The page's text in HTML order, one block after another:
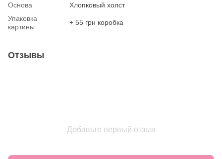
Основа
Хлопковый холст
Упаковка
картины
+ 55 грн коробка
Отзывы
Добавьте первый отзыв